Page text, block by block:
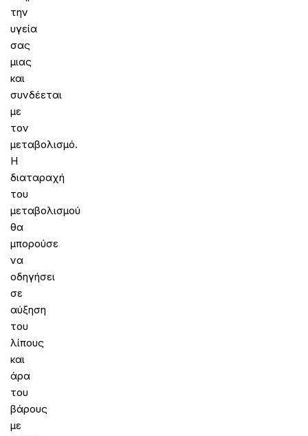
την
υγεία
σας
μιας
και
συνδέεται
με
τον
μεταβολισμό.
Η
διαταραχή
του
μεταβολισμού
θα
μπορούσε
να
οδηγήσει
σε
αύξηση
του
λίπους
και
άρα
του
βάρους
με